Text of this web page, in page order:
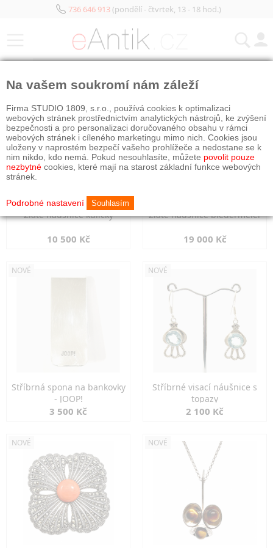
736 646 913(pondělí - čtvrtek, 13 - 18 hod.)
Zlaté náušnice kuličky
10 500 Kč
Zlaté náušnice biedermeier
19 000 Kč
NOVÉ
Stříbrná spona na bankovky
- JOOP!
3 500 Kč
NOVÉ
Stříbrné visací náušnice s
topazy
2 100 Kč
NOVÉ NOVÉ
Na vašem soukromí nám záleží
Firma STUDIO 1809, s.r.o., používá cookies k optimalizaci
webových stránek prostřednictvím analytických nástrojů, ke zvýšení
bezpečnosti a pro personalizaci doručovaného obsahu v rámci
webových stránek i cíleného marketingu mimo nich. Cookies jsou
uloženy v naprostém bezpečí vašeho prohlížeče a nedostane se k
nim nikdo, kdo nemá. Pokud nesouhlasíte, můžete povolit pouze
nezbytné cookies, které mají na starost základní funkce webových
stránek.
Podrobné nastavení Souhlasím